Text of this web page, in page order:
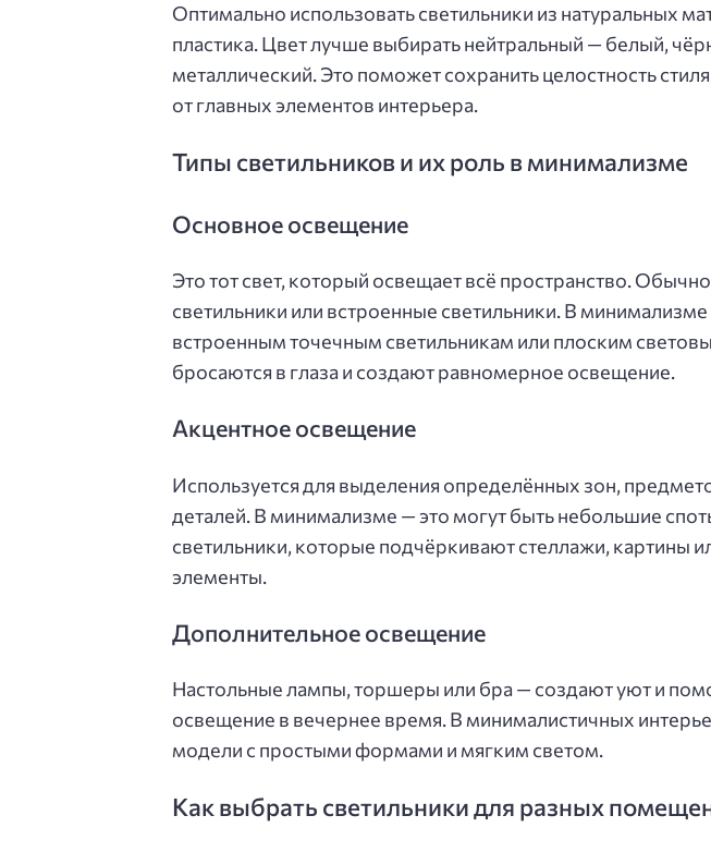
Оптимально использовать светильники из натуральных
пластика. Цвет лучше выбирать нейтральный — белый,
металлический. Это поможет сохранить целостность
от главных элементов интерьера.
Типы светильников и их роль в минимализме
Основное освещение
Это тот свет, который освещает всё пространство.
светильники или встроенные светильники. В
встроенным точечным светильникам или плоским
бросаются в глаза и создают равномерное освещение.
Акцентное освещение
Используется для выделения определённых зон,
деталей. В минимализме — это могут быть небольшие
светильники, которые подчёркивают стеллажи, картины
элементы.
Дополнительное освещение
Настольные лампы, торшеры или бра — создают уют и
освещение в вечернее время. В минималистичных
модели с простыми формами и мягким светом.
Как выбрать светильники для разных